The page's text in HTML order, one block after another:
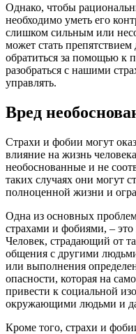
Однако, чтобы
необходимо уметь его
слишком сильным или
может стать
обратиться за помощью к
разобраться с нашими
управлять.
Вред
Страхи и фобии могут
влияние на жизнь
необоснованные и не
таких случаях они могут
полноценной жизни и
Одна из основных
страхами и фобиями, –
Человек, страдающий от
общения с другими
или выполнения
опасности, которая на
привести к социальной
окружающими людьми и
Кроме того, страхи и